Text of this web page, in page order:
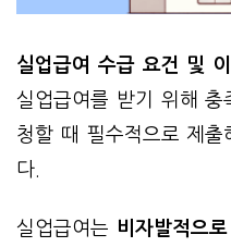
실업급여 수급 요건 및
실업급여를 받기 위해
청할 때 필수적으로 제출
다.
실업급여는 비자발적으